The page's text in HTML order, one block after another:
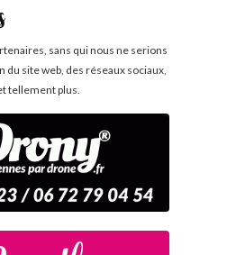
sans qui nous ne serions
du site web, des réseaux sociaux,
tellement plus.